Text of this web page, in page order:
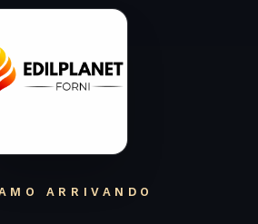
ARRIVANDO